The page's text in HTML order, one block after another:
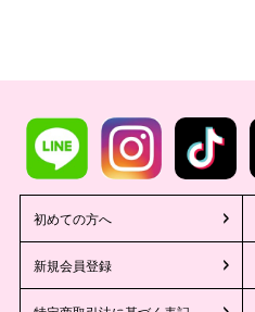
初めての方へ
新規会員登録